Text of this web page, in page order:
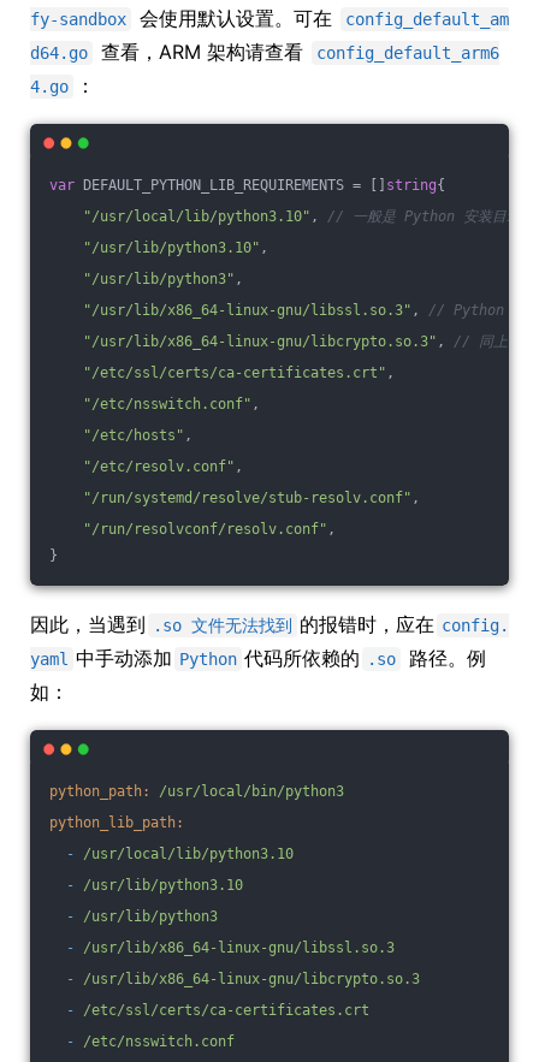
fy-sandbox
会使用默认设置。可在
config_default_am
d64.go
查看，ARM 架构请查看
config_default_arm6
4.go
：
var DEFAULT_PYTHON_LIB_REQUIREMENTS = [] string{
"/usr/local/lib/python3.10" , // 一般是 Python 安装目录
"/usr/lib/python3.10" ,
"/usr/lib/python3" ,
"/usr/lib/x86_64-linux-gnu/libssl.so.3" , // Python 模
"/usr/lib/x86_64-linux-gnu/libcrypto.so.3" , // 同上
"/etc/ssl/certs/ca-certificates.crt" ,
"/etc/nsswitch.conf" ,
"/etc/hosts" ,
"/etc/resolv.conf" ,
"/run/systemd/resolve/stub-resolv.conf" ,
"/run/resolvconf/resolv.conf" ,
}
因此，当遇到 .so 文件无法找到 的报错时，应在 config.
yaml 中手动添加 Python 代码所依赖的 .so
路径。例
如：
python_path:
/usr/local/bin/python3
python_lib_path:
-
/usr/local/lib/python3.10
-
/usr/lib/python3.10
-
/usr/lib/python3
-
/usr/lib/x86_64-linux-gnu/libssl.so.3
-
/usr/lib/x86_64-linux-gnu/libcrypto.so.3
-
/etc/ssl/certs/ca-certificates.crt
-
/etc/nsswitch.conf